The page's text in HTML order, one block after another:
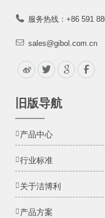
服务热线：+86 591
sales@gibol.com.cn
旧版导航
产品中心
行业标准
关于洁博利
产品方案